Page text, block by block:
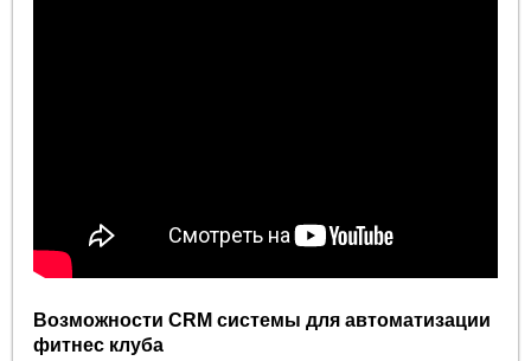
Возможности CRM системы для автоматизации
фитнес клуба